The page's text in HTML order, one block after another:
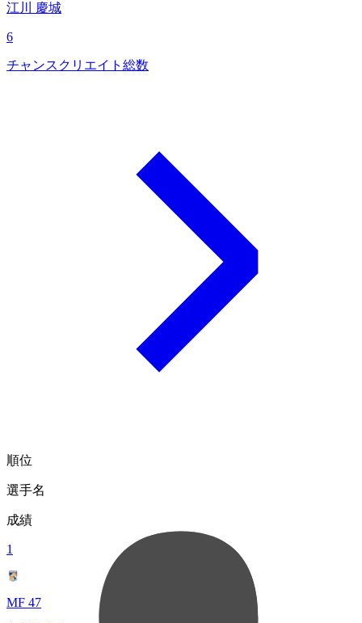
江川 慶城
6
チャンスクリエイト総数
順位
選手名
成績
1
MF 47